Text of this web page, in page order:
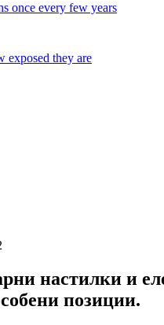
once every few years
exposed they are
настилки и
позиции.